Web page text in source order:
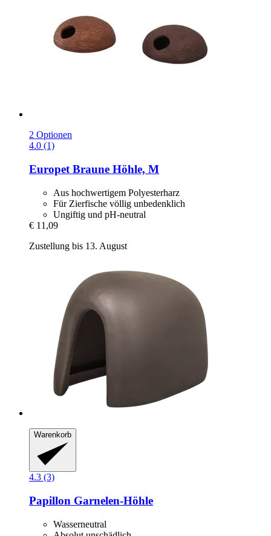
2 Optionen
4.0 (1)
Europet Braune Höhle, M
Aus hochwertigem Polyesterharz
Für Zierfische völlig unbedenklich
Ungiftig und pH-neutral
€ 11,09
Zustellung bis 13. August
Warenkorb
4.3 (3)
Papillon Garnelen-​Höhle
Wasserneutral